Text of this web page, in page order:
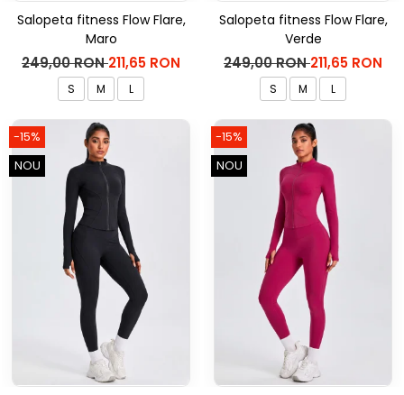
Salopeta fitness Flow Flare,
Maro
249,00 RON211,65 RON
S M L
Salopeta fitness Flow Flare,
Verde
249,00 RON211,65 RON
S M L
-15%
NOU
-15%
NOU